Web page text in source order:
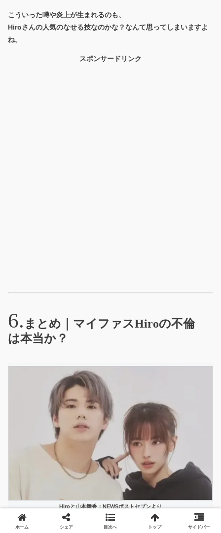
こういった噂や炎上が生まれるのも、
Hiroさんの人気のなせる技なのかな？なんて思ってしまいますよ
ね。
スポンサードリンク
まとめ｜マイファスHiroの不倫
は本当か？
Hiroと山本舞香：NEWSポストセブンより
現時点でネット上に広がっているのは、
ホーム シェア 目次へ トップ サイドバー